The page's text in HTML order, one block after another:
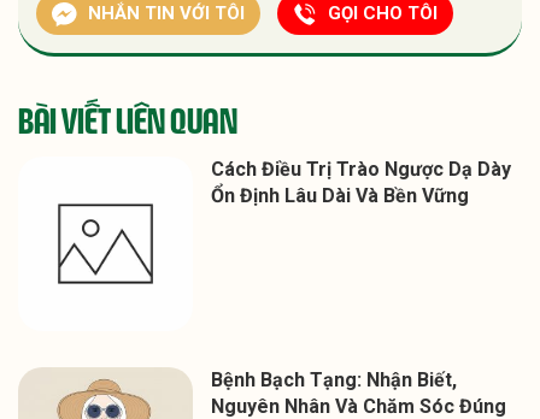
NHẮN TIN VỚI TÔI GỌI CHO TÔI
BÀI VIẾT LIÊN QUAN
Cách Điều Trị Trào Ngược Dạ Dày
Ổn Định Lâu Dài Và Bền Vững
Bệnh Bạch Tạng: Nhận Biết,
Nguyên Nhân Và Chăm Sóc Đúng